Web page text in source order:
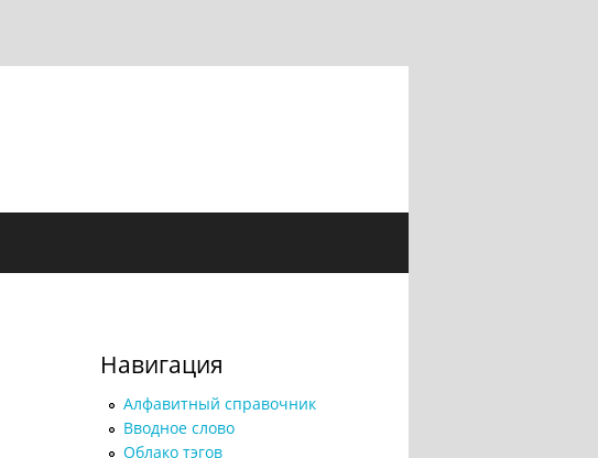
Навигация
Алфавитный справочник
Вводное слово
Облако тэгов